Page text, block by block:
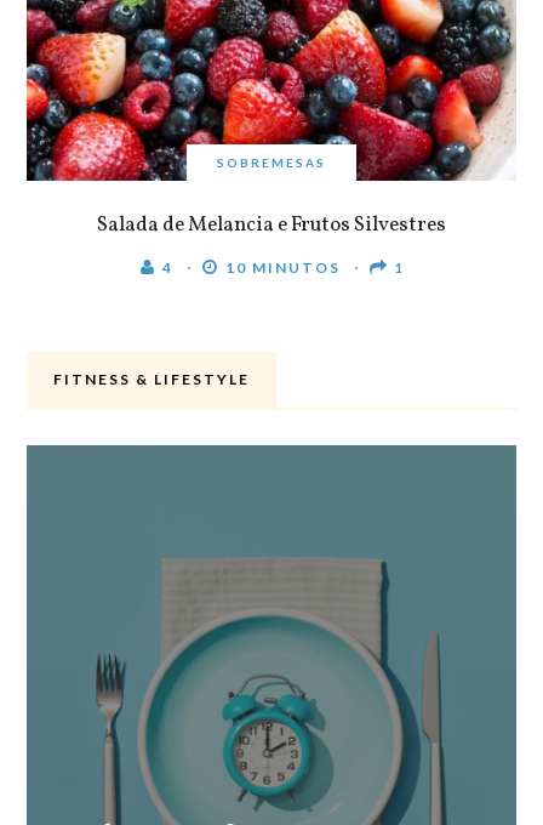
SOBREMESAS
Salada de Melancia e Frutos Silvestres
4 10 MINUTOS 1
FITNESS & LIFESTYLE